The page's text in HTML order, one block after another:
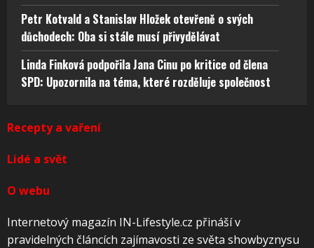
Petr Kotvald a Stanislav Hložek otevřeně o svých
důchodech: Oba si stále musí přivydělávat
Linda Finková podpořila Jana Cinu po kritice od člena
SPD: Upozornila na téma, které rozděluje společnost
Recepty a vaření
Lidé a svět
O webu
Internetový magazín IN-Lifestyle.cz přináší v
pravidelných článcích zajímavosti ze světa showbyznysu